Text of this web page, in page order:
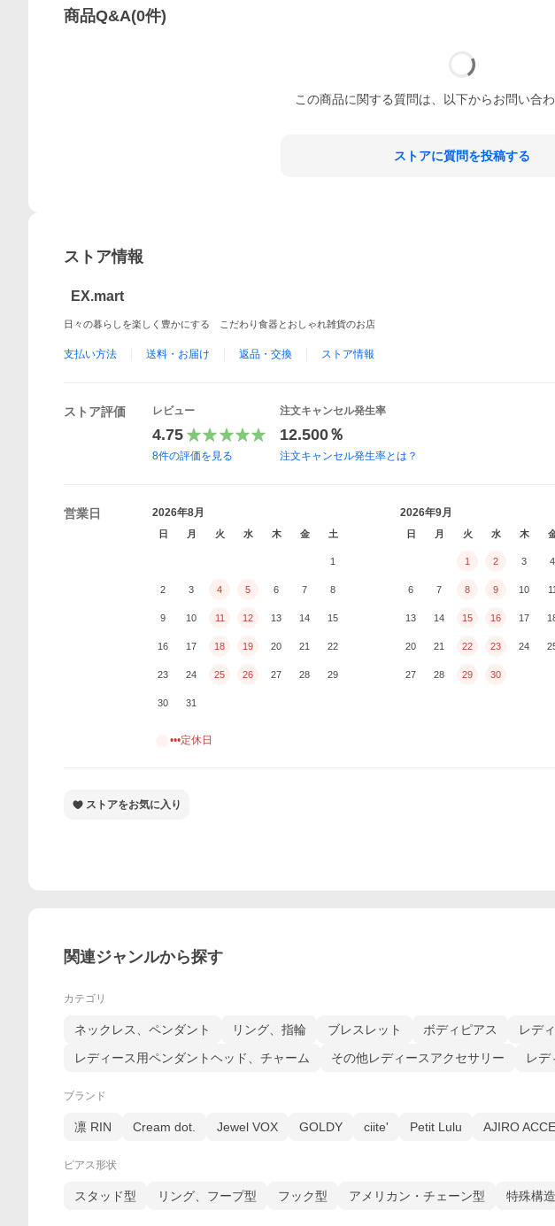
商品Q&A(0件)
この商品に関する質問は、以下からお問い合わ
ストアに質問を投稿する
ストア情報
EX.mart
日々の暮らしを楽しく豊かにする こだわり食器とおしゃれ雑貨のお店
支払い方法 送料・お届け 返品・交換 ストア情報
ストア評価 レビュー
4.75
8件の評価を見る
注文キャンセル発生率
12.500％
注文キャンセル発生率とは？
営業日 2026年8月
日 月 火 水 木 金 土
1
2 3 4 5 6 7 8
9 10 11 12 13 14 15
16 17 18 19 20 21 22
23 24 25 26 27 28 29
30 31
2026年9月
日 月 火 水 木
1 2 3 4
6 7 8 9 10 11
13 14 15 16 17
20 21 22 23 24
27 28 29 30
•••定休日
ストアをお気に入り
関連ジャンルから探す
カテゴリ
ネックレス、ペンダント リング、指輪 ブレスレット ボディピアス レデ
レディース用ペンダントヘッド、チャーム
その他レディースアクセサリー レデ
ブランド
凛 RIN Cream dot. Jewel VOX GOLDY ciite' Petit Lulu AJIRO
ピアス形状
スタッド型 リング、フープ型 フック型 アメリカン・チェーン型 特殊構